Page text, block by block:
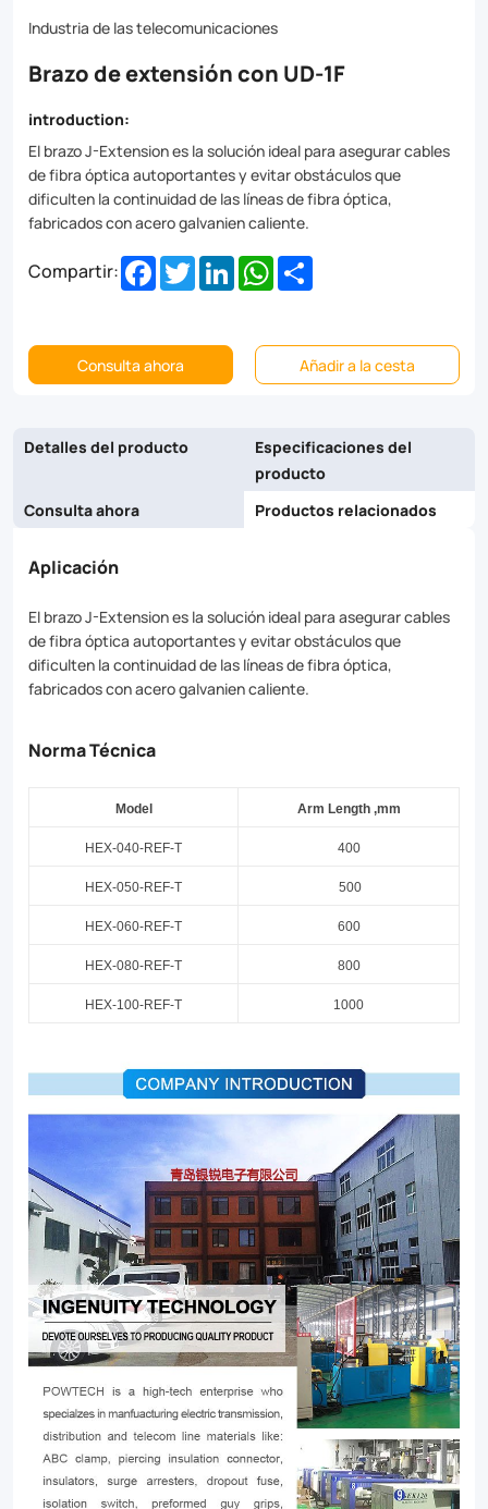
hot-
dip
galvanized
steel.
Industria de las telecomunicaciones
Brazo de extensión con UD-1F
introduction:
El brazo J-Extension es la solución ideal para asegurar cables
de fibra óptica autoportantes y evitar obstáculos que
dificulten la continuidad de las líneas de fibra óptica,
fabricados con acero galvanien caliente.
Compartir: Facebook
TwitterLinkedInWhatsApp
Consulta ahora Añadir a la cesta
Detalles del producto
Especificaciones del
producto
Consulta ahora
Productos relacionados
Aplicación
El brazo J-Extension es la solución ideal para asegurar cables
de fibra óptica autoportantes y evitar obstáculos que
dificulten la continuidad de las líneas de fibra óptica,
fabricados con acero galvanien caliente.
Norma Técnica
Model Arm Length,mm
HEX-040-REF-T 400
HEX-050-REF-T 500
HEX-060-REF-T 600
HEX-080-REF-T 800
HEX-100-REF-T 1000